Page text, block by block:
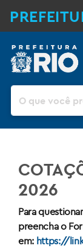
2026
Para
preencha o
em: https://